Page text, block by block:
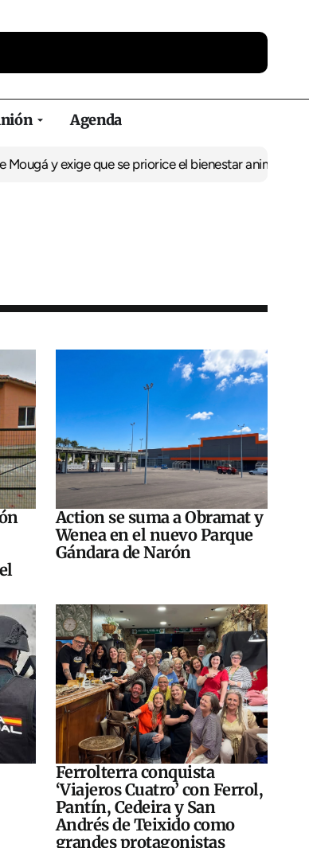
Agenda
que se priorice el bienestar animal sobre el coste
Action se suma a Obramat y
Wenea en el nuevo Parque
Gándara de Narón
Ferrolterra conquista
‘Viajeros Cuatro’ con Ferrol,
Pantín, Cedeira y San
Andrés de Teixido como
grandes protagonistas